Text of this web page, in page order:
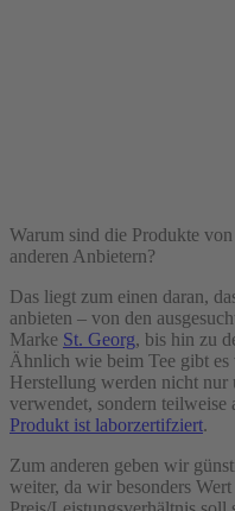
Warum sind die Produkte
anderen Anbietern?
Das liegt zum einen daran,
anbieten – von den
Marke St. Georg, bis hin zu
Ähnlich wie beim Tee gibt es
Herstellung werden nicht
verwendet, sondern teilweise
Produkt ist laborzertifziert.
Zum anderen geben wir
weiter, da wir besonders